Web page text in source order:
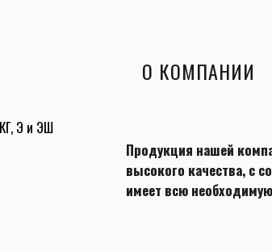
Э и ЭШ
О КОМПАНИИ
Продукция нашей
высокого качества, с
имеет всю